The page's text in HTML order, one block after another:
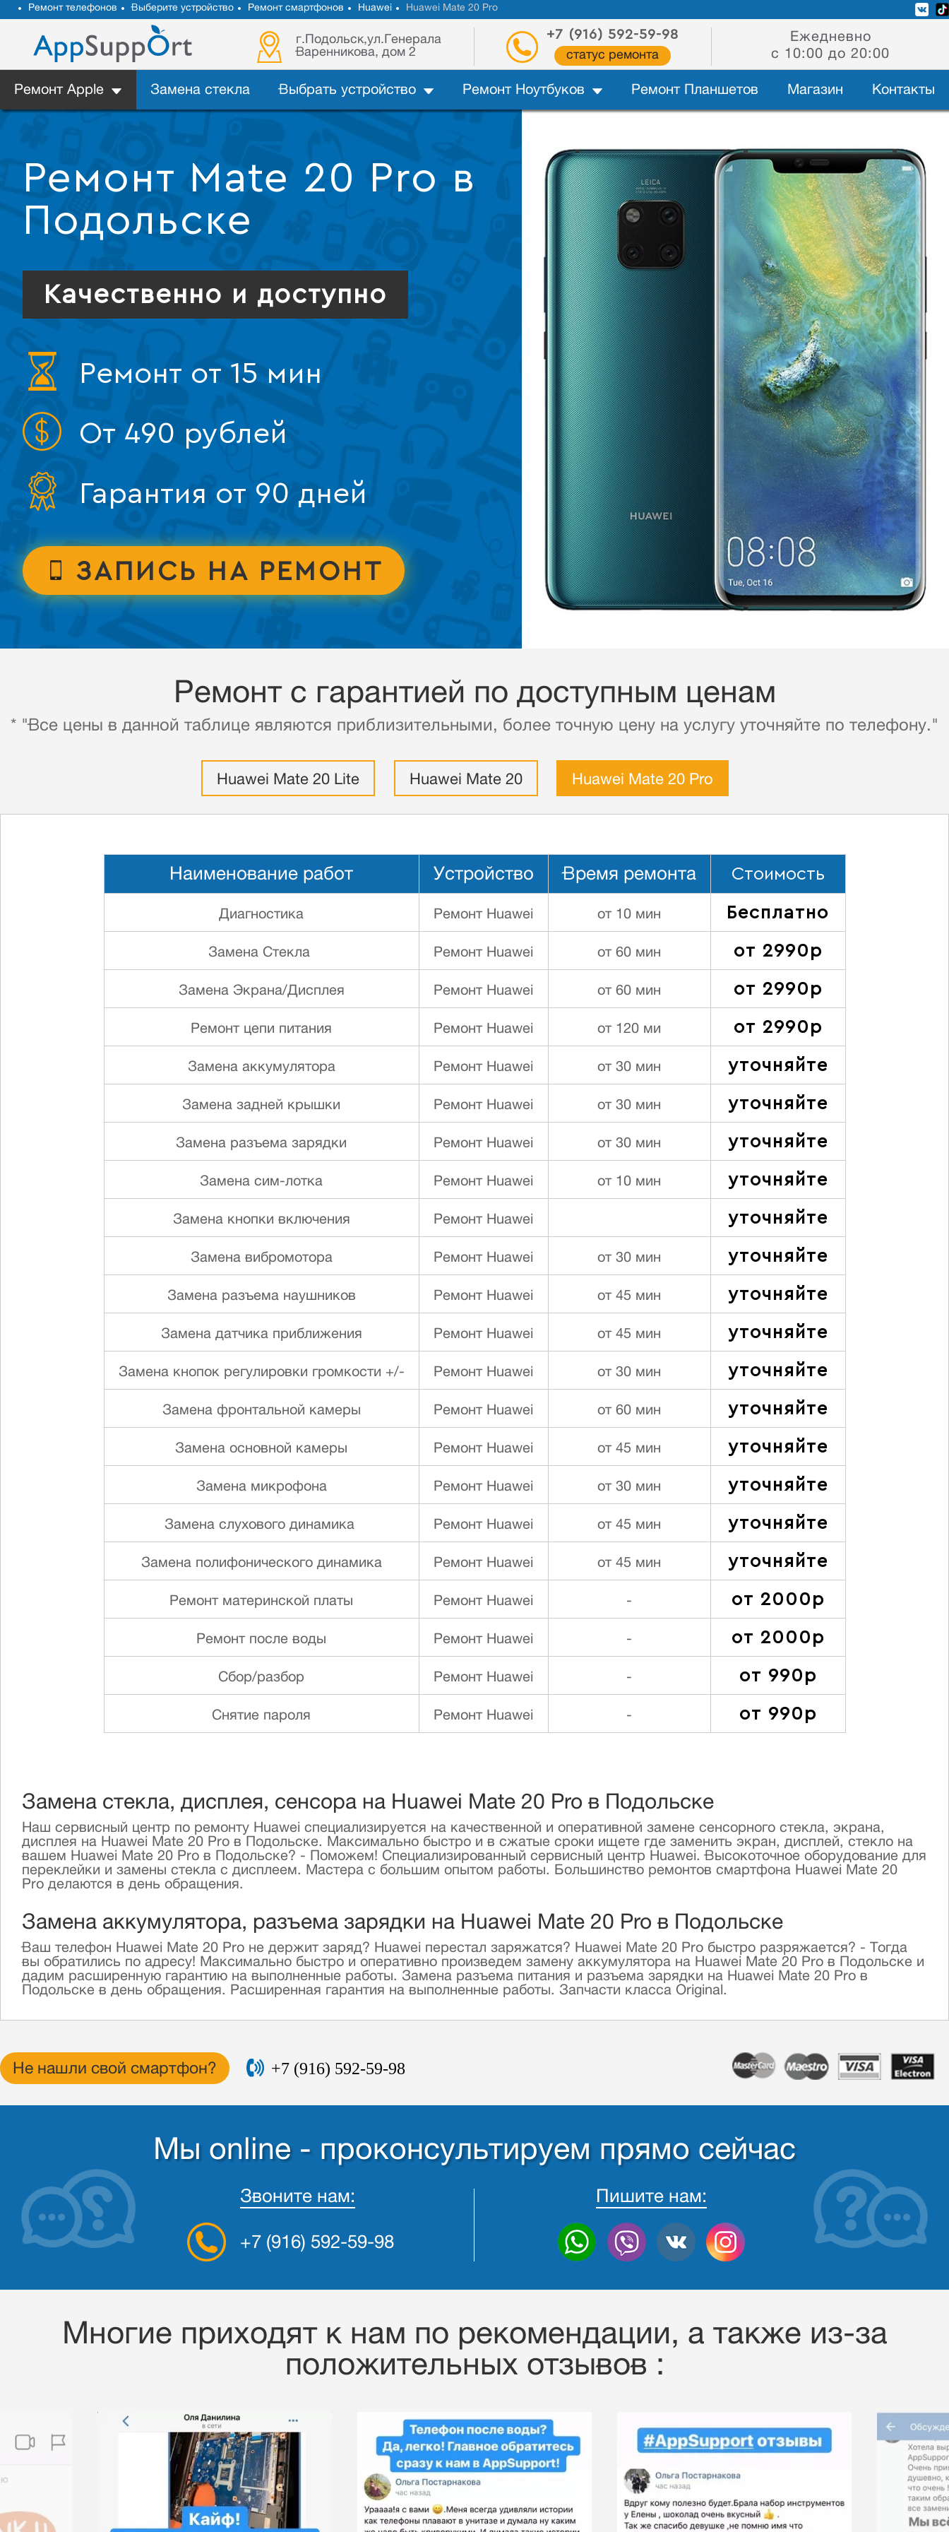
Ремонт телефонов Выберите устройство Ремонт смартфонов Huawei Huawei Mate 20 Pro
г.Подольск,ул.Генерала
Варенникова, дом 2
+7 (916) 592-59-98
статус ремонта
Ежедневно
с 10:00 до 20:00
Ремонт Apple Замена стекла Выбрать устройство Ремонт Ноутбуков Ремонт Планшетов Магазин Контакты
Ремонт Mate 20 Pro в
Подольске
Качественно и доступно
Ремонт от 15 мин
От 490 рублей
Гарантия от 90 дней
ЗАПИСЬ НА РЕМОНТ
Ремонт с гарантией по доступным ценам
* "Все цены в данной таблице являются приблизительными, более точную цену на услугу уточняйте по телефону."
Huawei Mate 20 Lite Huawei Mate 20 Huawei Mate 20 Pro
Наименование работ Устройство Время ремонта Стоимость
Диагностика Ремонт Huawei от 10 мин Бесплатно
Замена Стекла Ремонт Huawei от 60 мин от 2990р
Замена Экрана/Дисплея Ремонт Huawei от 60 мин от 2990р
Ремонт цепи питания Ремонт Huawei от 120 ми от 2990р
Замена аккумулятора Ремонт Huawei от 30 мин уточняйте
Замена задней крышки Ремонт Huawei от 30 мин уточняйте
Замена разъема зарядки Ремонт Huawei от 30 мин уточняйте
Замена сим-лотка Ремонт Huawei от 10 мин уточняйте
Замена кнопки включения Ремонт Huawei уточняйте
Замена вибромотора Ремонт Huawei от 30 мин уточняйте
Замена разъема наушников Ремонт Huawei от 45 мин уточняйте
Замена датчика приближения Ремонт Huawei от 45 мин уточняйте
Замена кнопок регулировки громкости +/- Ремонт Huawei от 30 мин уточняйте
Замена фронтальной камеры Ремонт Huawei от 60 мин уточняйте
Замена основной камеры Ремонт Huawei от 45 мин уточняйте
Замена микрофона Ремонт Huawei от 30 мин уточняйте
Замена слуxового динамика Ремонт Huawei от 45 мин уточняйте
Замена полифонического динамика Ремонт Huawei от 45 мин уточняйте
Ремонт материнской платы Ремонт Huawei - от 2000р
Ремонт после воды Ремонт Huawei - от 2000р
Сбор/разбор Ремонт Huawei - от 990р
Снятие пароля Ремонт Huawei - от 990р
Замена стекла, дисплея, сенсора на Huawei Mate 20 Pro в Подольске
Наш сервисный центр по ремонту Huawei специализируется на качественной и оперативной замене сенсорного стекла, экрана,
дисплея на Huawei Mate 20 Pro в Подольске. Максимально быстро и в сжатые сроки ищете где заменить экран, дисплей, стекло на
вашем Huawei Mate 20 Pro в Подольске? - Поможем! Специализированный сервисный центр Huawei. Высокоточное оборудование для
переклейки и замены стекла с дисплеем. Мастера с большим опытом работы. Большинство ремонтов смартфона Huawei Mate 20
Pro делаются в день обращения.
Замена аккумулятора, разъема зарядки на Huawei Mate 20 Pro в Подольске
Ваш телефон Huawei Mate 20 Pro не держит заряд? Huawei перестал заряжатся? Huawei Mate 20 Pro быстро разряжается? - Тогда
вы обратились по адресу! Максимально быстро и оперативно произведем замену аккумулятора на Huawei Mate 20 Pro в Подольске и
дадим расширенную гарантию на выполненные работы. Замена разъема питания и разъема зарядки на Huawei Mate 20 Pro в
Подольске в день обращения. Расширенная гарантия на выполненные работы. Запчасти класса Original.
Не нашли свой смартфон? +7 (916) 592-59-98
Мы online - проконсультируем прямо сейчас
Звоните нам:
+7 (916) 592-59-98
Пишите нам:
Многие приходят к нам по рекомендации, a также из-за
положительных отзывов :